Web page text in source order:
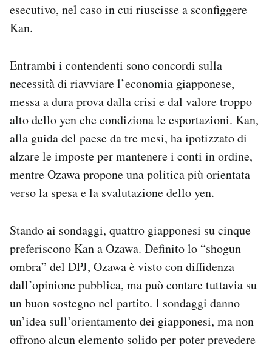
esecutivo, nel caso in cui riuscisse a sconfiggere
Kan.
Entrambi i contendenti sono concordi sulla
necessità di riavviare l’economia giapponese,
messa a dura prova dalla crisi e dal valore troppo
alto dello yen che condiziona le esportazioni. Kan,
alla guida del paese da tre mesi, ha ipotizzato di
alzare le imposte per mantenere i conti in ordine,
mentre Ozawa propone una politica più orientata
verso la spesa e la svalutazione dello yen.
Stando ai sondaggi, quattro giapponesi su cinque
preferiscono Kan a Ozawa. Definito lo “shogun
ombra” del DPJ, Ozawa è visto con diffidenza
dall’opinione pubblica, ma può contare tuttavia su
un buon sostegno nel partito. I sondaggi danno
un’idea sull’orientamento dei giapponesi, ma non
offrono alcun elemento solido per poter prevedere